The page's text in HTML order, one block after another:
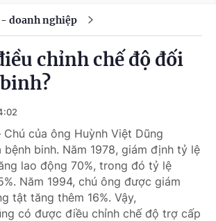
doanh nghiệp
chỉnh chế độ đối
Chú của ông Huỳnh Việt Dũng
bệnh binh. Năm 1978, giám định tỷ lệ
lao động 70%, trong đó tỷ lệ
Năm 1994, chú ông được giám
tật tăng thêm 16%. Vậy,
có được điều chỉnh chế độ trợ cấp